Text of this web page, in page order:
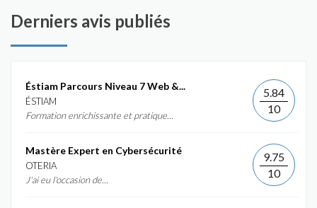
Derniers avis publiés
Éstiam Parcours Niveau 7 Web &...
ÉSTIAM
Formation enrichissante et pratique...
5.84
10
Mastère Expert en Cybersécurité
OTERIA
J'ai eu l'occasion de...
9.75
10